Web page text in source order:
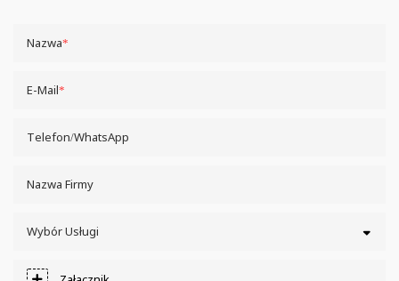
Nazwa
E-Mail
Telefon/WhatsApp
Nazwa Firmy
Wybór Usługi